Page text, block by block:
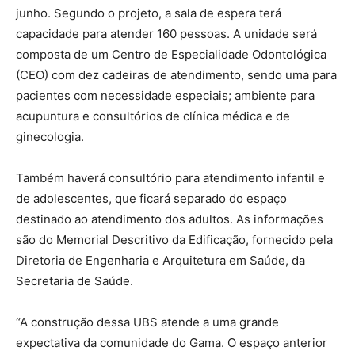
junho. Segundo o projeto, a sala de espera terá
capacidade para atender 160 pessoas. A unidade será
composta de um Centro de Especialidade Odontológica
(CEO) com dez cadeiras de atendimento, sendo uma para
pacientes com necessidade especiais; ambiente para
acupuntura e consultórios de clínica médica e de
ginecologia.
Também haverá consultório para atendimento infantil e
de adolescentes, que ficará separado do espaço
destinado ao atendimento dos adultos. As informações
são do Memorial Descritivo da Edificação, fornecido pela
Diretoria de Engenharia e Arquitetura em Saúde, da
Secretaria de Saúde.
“A construção dessa UBS atende a uma grande
expectativa da comunidade do Gama. O espaço anterior